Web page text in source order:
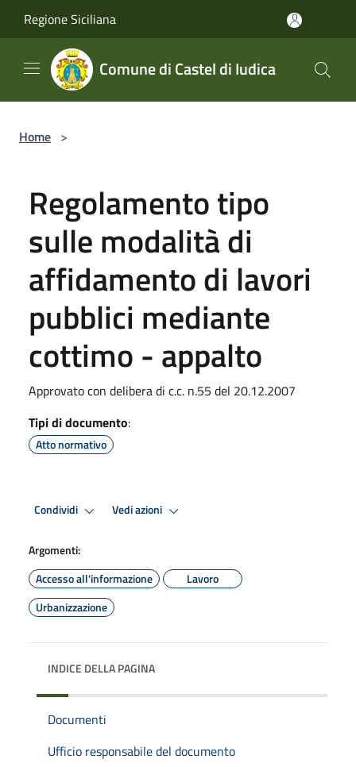
Regione Siciliana
Comune di Castel di Iudica
Home >
Regolamento tipo
sulle modalità di
affidamento di lavori
pubblici mediante
cottimo - appalto
Approvato con delibera di c.c. n.55 del 20.12.2007
Tipi di documento:
Atto normativo
Condividi Vedi azioni
Argomenti:
Accesso all'informazione
Lavoro
Urbanizzazione
INDICE DELLA PAGINA
Documenti
Ufficio responsabile del documento